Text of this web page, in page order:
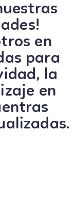
en
para
la
en